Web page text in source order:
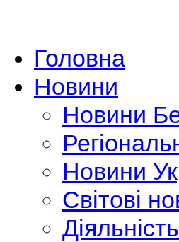
Головна
Новини
Новини
Новини
Світові